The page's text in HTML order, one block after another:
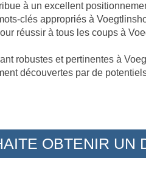
à un excellent
clés appropriés à
réussir à tous les coups à
robustes et pertinentes à
découvertes par de
OBTENIR UN